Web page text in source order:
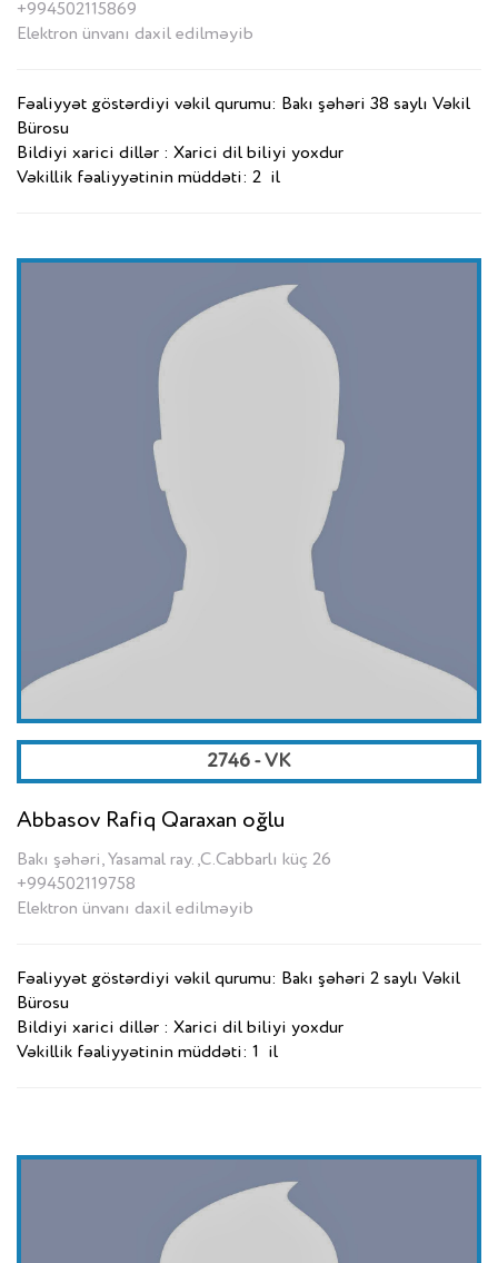
+994502115869
Elektron ünvanı daxil edilməyib
Fəaliyyət göstərdiyi vəkil qurumu: Bakı şəhəri 38 saylı Vəkil
Bürosu
Bildiyi xarici dillər : Xarici dil biliyi yoxdur
Vəkillik fəaliyyətinin müddəti: 2 il
2746 - VK
Abbasov Rafiq Qaraxan oğlu
Bakı şəhəri, Yasamal ray.,C.Cabbarlı küç 26
+994502119758
Elektron ünvanı daxil edilməyib
Fəaliyyət göstərdiyi vəkil qurumu: Bakı şəhəri 2 saylı Vəkil
Bürosu
Bildiyi xarici dillər : Xarici dil biliyi yoxdur
Vəkillik fəaliyyətinin müddəti: 1 il